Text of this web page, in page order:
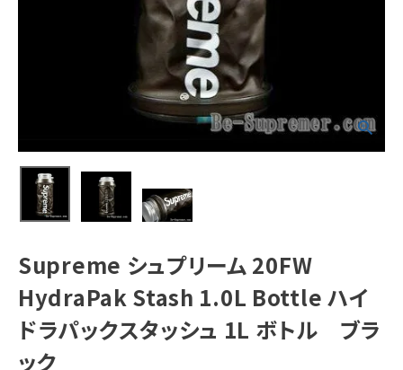
パーカー・トレーナー
ジャケット・アウター
ニット帽・ビーニー
バックパック・リュック
Supreme シュプリーム 20FW
HydraPak Stash 1.0L Bottle ハイ
ドラパックスタッシュ 1L ボトル ブラ
ック